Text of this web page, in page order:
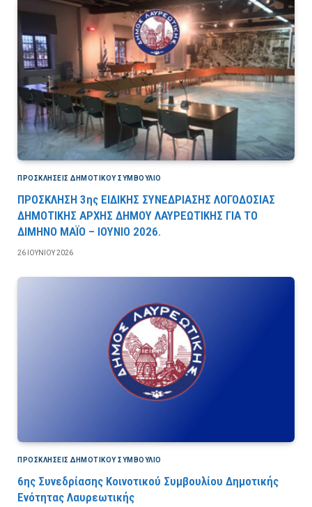
ΠΡΟΣΚΛΉΣΕΙΣ ΔΗΜΟΤΙΚΟΎ ΣΥΜΒΟΎΛΙΟ
ΠΡΟΣΚΛΗΣΗ 3ης ΕΙΔΙΚΗΣ ΣΥΝΕΔΡΙΑΣΗΣ ΛΟΓΟΔΟΣΙΑΣ
ΔΗΜΟΤΙΚΗΣ ΑΡΧΗΣ ΔΗΜΟΥ ΛΑΥΡΕΩΤΙΚΗΣ ΓΙΑ ΤΟ
ΔΙΜΗΝΟ ΜΑΪΟ – ΙΟΥΝΙΟ 2026.
26 ΙΟΥΝΊΟΥ 2026
ΠΡΟΣΚΛΉΣΕΙΣ ΔΗΜΟΤΙΚΟΎ ΣΥΜΒΟΎΛΙΟ
6ης Συνεδρίασης Κοινοτικού Συμβουλίου Δημοτικής
Ενότητας Λαυρεωτικής